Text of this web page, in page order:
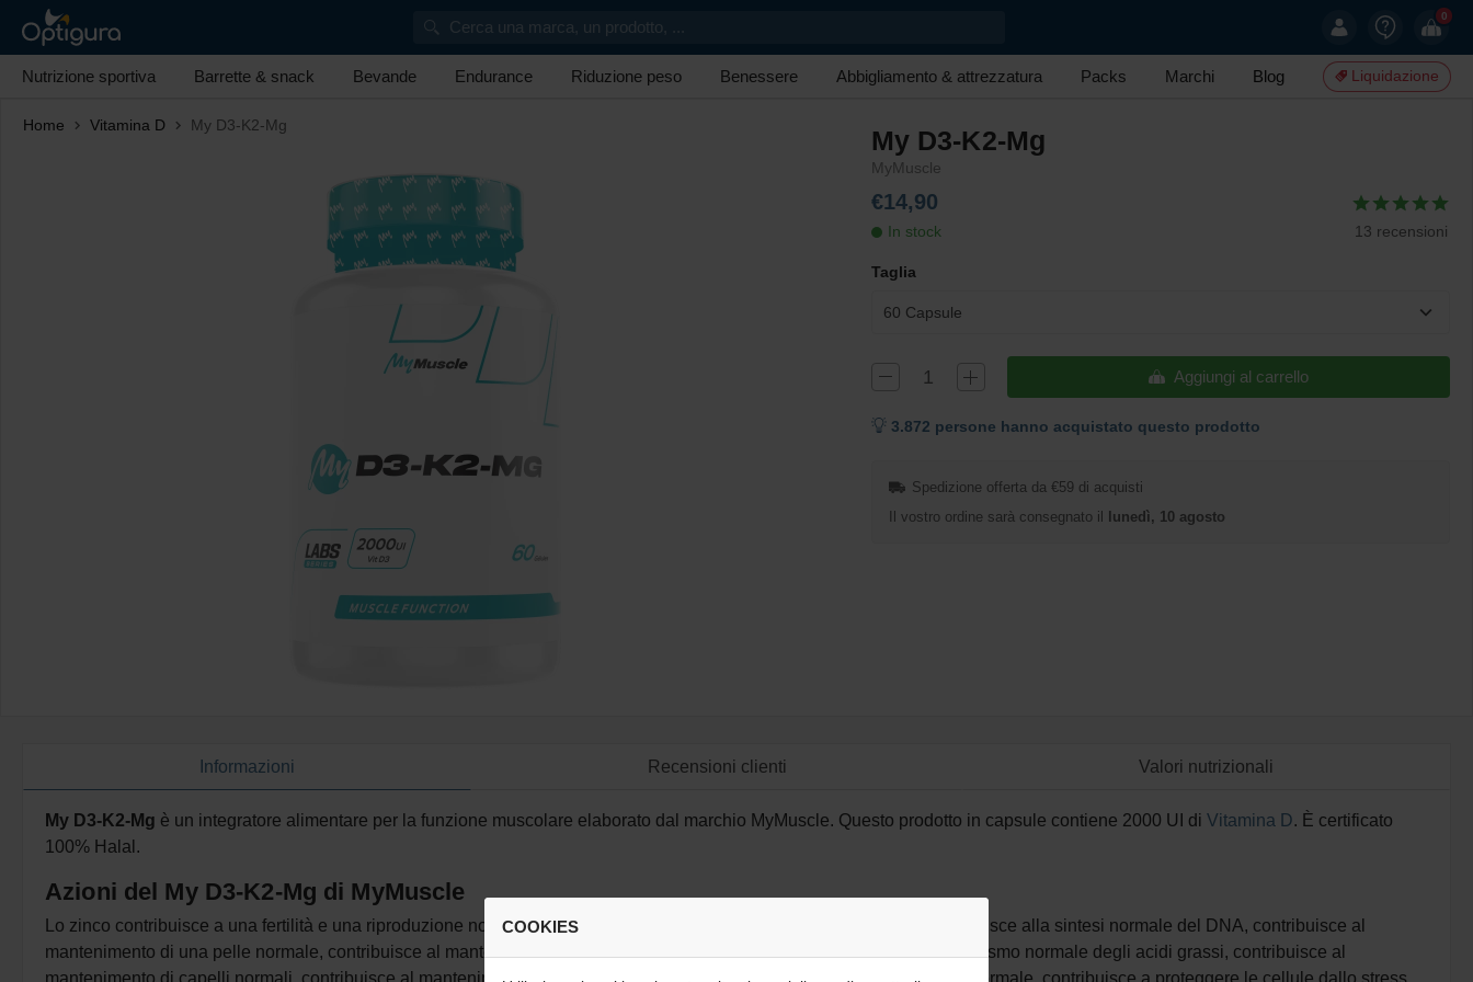
Cerca una marca, un prodotto, ...
0
Nutrizione sportiva Barrette & snack Bevande Endurance Riduzione peso Benessere Abbigliamento & attrezzatura Packs Marchi Blog Liquidazione
Home Vitamina D My D3-K2-Mg My D3-K2-Mg
MyMuscle
€14,90
In stock 13 recensioni
Taglia
60 Capsule
Aggiungi al carrello
3.872 persone hanno acquistato questo prodotto
Spedizione offerta da €59 di acquisti
Il vostro ordine sarà consegnato il
lunedì, 10 agosto
Informazioni Recensioni clienti Valori nutrizionali
My D3-K2-Mg è un integratore alimentare per la funzione muscolare elaborato dal marchio MyMuscle. Questo prodotto in capsule contiene 2000 UI di Vitamina D. È certificato
100% Halal.
Azioni del My D3-K2-Mg di MyMuscle
Lo zinco contribuisce a una fertilità e una riproduzione normali, contribuisce a un metabolismo glucidico normale, contribuisce alla sintesi normale del DNA, contribuisce al
mantenimento di una pelle normale, contribuisce al mantenimento di una struttura ossea normale, contribuisce al metabolismo normale degli acidi grassi, contribuisce al
COOKIES